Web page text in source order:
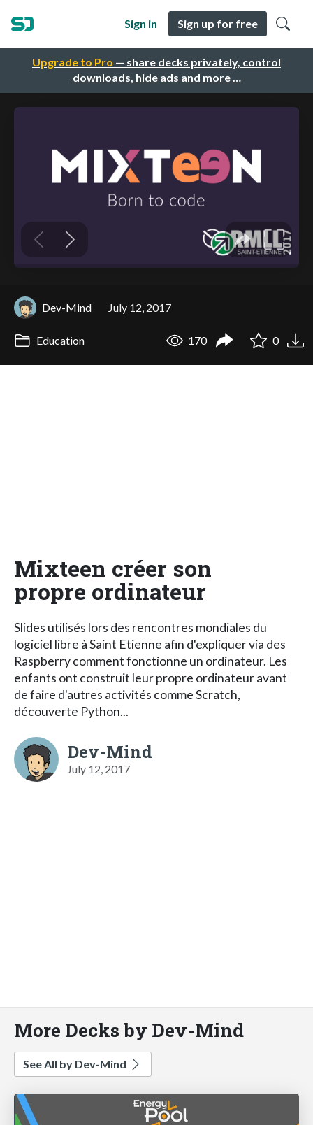
Upgrade to Pro — share decks privately, control
downloads, hide ads and more …
Sign in Sign up for free
Dev-Mind July 12, 2017
Education 170 0
Mixteen créer son
propre ordinateur
Slides utilisés lors des rencontres mondiales du
logiciel libre à Saint Etienne afin d'expliquer via des
Raspberry comment fonctionne un ordinateur. Les
enfants ont construit leur propre ordinateur avant
de faire d'autres activités comme Scratch,
découverte Python...
Dev-Mind
July 12, 2017
More Decks by Dev-Mind
See All by Dev-Mind